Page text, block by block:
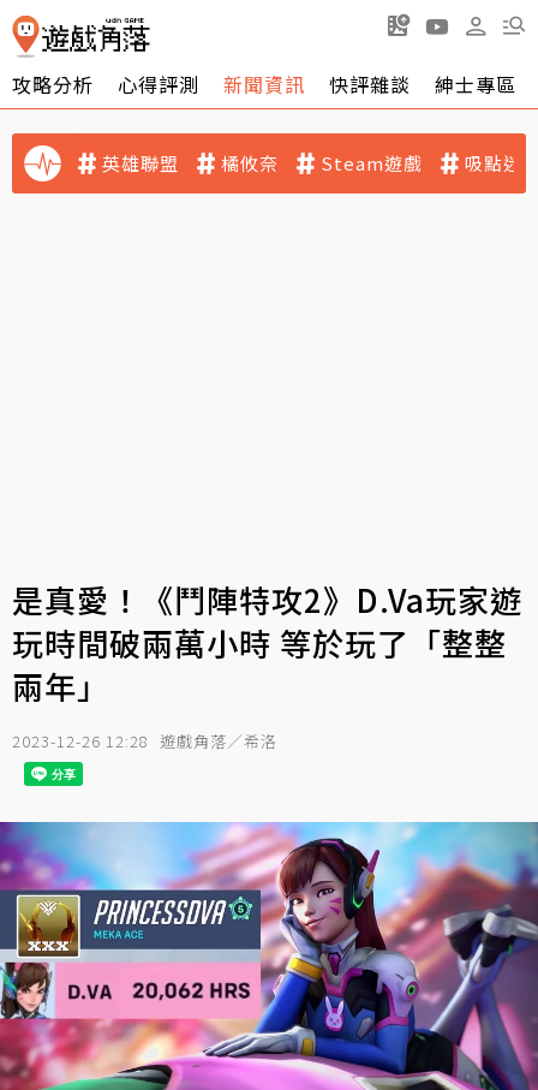
攻略分析 心得評測 新聞資訊 快評雜談 紳士專區
英雄聯盟 橘攸奈 Steam遊戲 吸點迷
是真愛！《鬥陣特攻2》D.Va玩家遊
玩時間破兩萬小時 等於玩了「整整
兩年」
2023-12-26 12:28 遊戲角落／希洛